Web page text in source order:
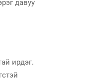
давуу
ирдэг.